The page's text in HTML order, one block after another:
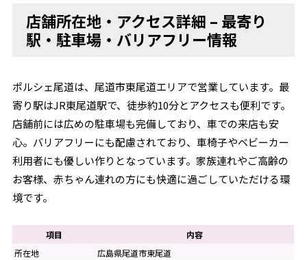
店舗所在地・アクセス詳細 – 最寄り
駅・駐車場・バリアフリー情報
ポルシェ尾道は、尾道市東尾道エリアで営業しています。最
寄り駅はJR東尾道駅で、徒歩約10分とアクセスも便利です。
店舗前には広めの駐車場も完備しており、車での来店も安
心。バリアフリーにも配慮されており、車椅子やベビーカー
利用者にも優しい作りとなっています。家族連れやご高齢の
お客様、赤ちゃん連れの方にも快適に過ごしていただける環
境です。
項目
内容
所在地
広島県尾道市東尾道